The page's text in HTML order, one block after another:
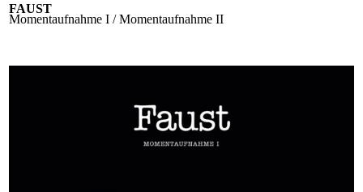
FAUST
Momentaufnahme I / Momentaufnahme II